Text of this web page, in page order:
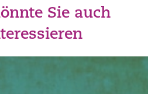
Sie auch